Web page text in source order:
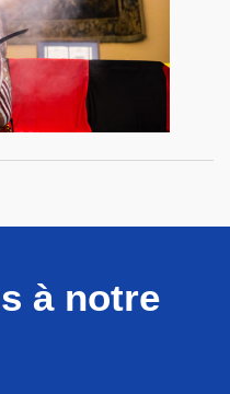
à notre